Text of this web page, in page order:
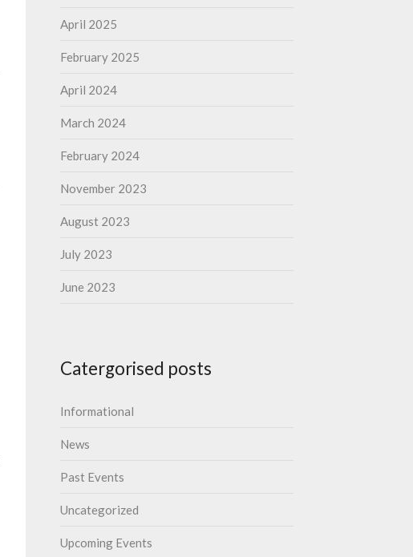
April 2025
February 2025
April 2024
March 2024
February 2024
November 2023
August 2023
July 2023
June 2023
Catergorised posts
Informational
News
Past Events
Uncategorized
Upcoming Events